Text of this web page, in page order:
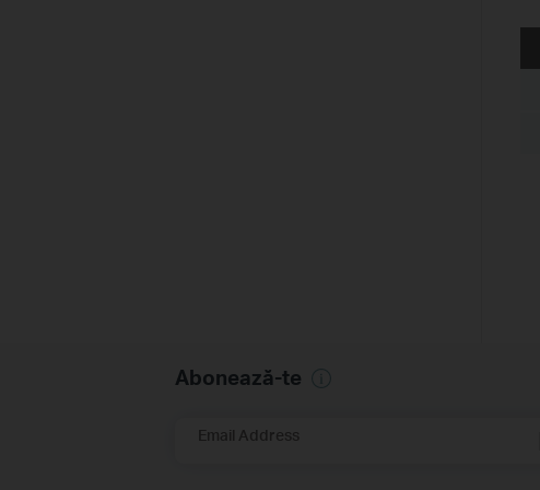
Abonează-te
Email Address